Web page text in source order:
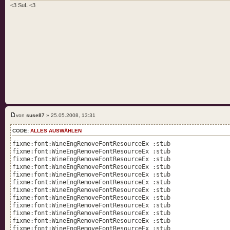
fixme:d3d:IWineD3DDeviceImpl_EvictManagedResources
<3 SuL <3
von suse87 » 25.05.2008, 13:31
CODE: ALLES AUSWÄHLEN
fixme:font:WineEngRemoveFontResourceEx :stub
fixme:font:WineEngRemoveFontResourceEx :stub
fixme:font:WineEngRemoveFontResourceEx :stub
fixme:font:WineEngRemoveFontResourceEx :stub
fixme:font:WineEngRemoveFontResourceEx :stub
fixme:font:WineEngRemoveFontResourceEx :stub
fixme:font:WineEngRemoveFontResourceEx :stub
fixme:font:WineEngRemoveFontResourceEx :stub
fixme:font:WineEngRemoveFontResourceEx :stub
fixme:font:WineEngRemoveFontResourceEx :stub
fixme:font:WineEngRemoveFontResourceEx :stub
fixme:font:WineEngRemoveFontResourceEx :stub